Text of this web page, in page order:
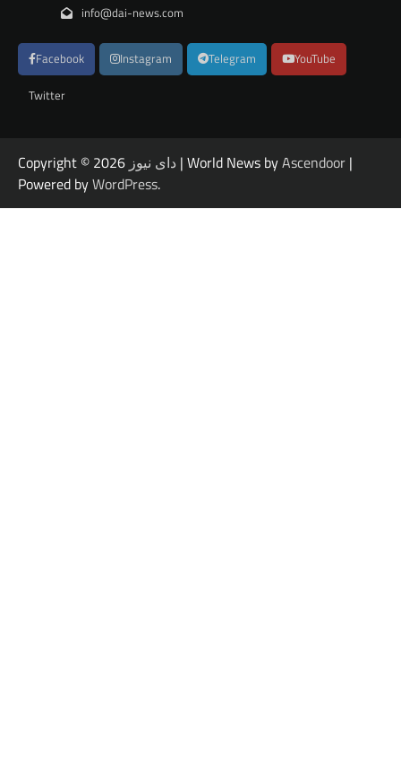
info@dai-news.com
Facebook Instagram Telegram YouTube
Twitter
Copyright © 2026 دای نیوز | World News byAscendoor |
Powered byWordPress.